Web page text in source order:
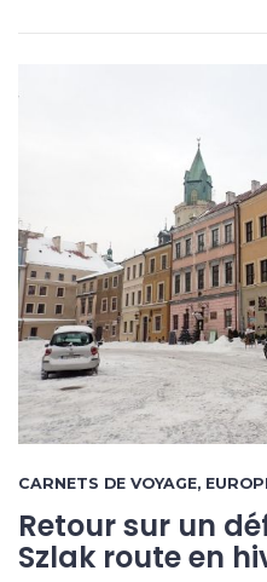
CARNETS DE VOYAGE,
Retour sur un
Szlak route en